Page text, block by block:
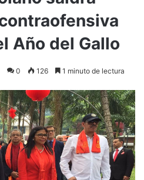
Año del Gallo
0 126 1 minuto de lectura